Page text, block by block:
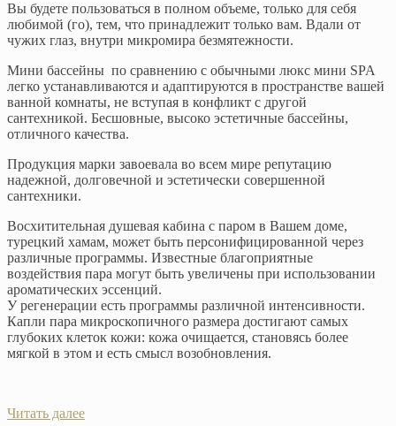
Вы будете пользоваться в полном объеме, только для себя
любимой (го), тем, что принадлежит только вам. Вдали от
чужих глаз, внутри микромира безмятежности.
Мини бассейны по сравнению с обычными люкс мини SPA
легко устанавливаются и адаптируются в пространстве вашей
ванной комнаты, не вступая в конфликт с другой
сантехникой. Бесшовные, высоко эстетичные бассейны,
отличного качества.
Продукция марки завоевала во всем мире репутацию
надежной, долговечной и эстетически совершенной
сантехники.
Восхитительная душевая кабина с паром в Вашем доме,
турецкий хамам, может быть персонифицированной через
различные программы. Известные благоприятные
воздействия пара могут быть увеличены при использовании
ароматических эссенций.
У регенерации есть программы различной интенсивности.
Капли пара микроскопичного размера достигают самых
глубоких клеток кожи: кожа очищается, становясь более
мягкой в этом и есть смысл возобновления.
Читать далее